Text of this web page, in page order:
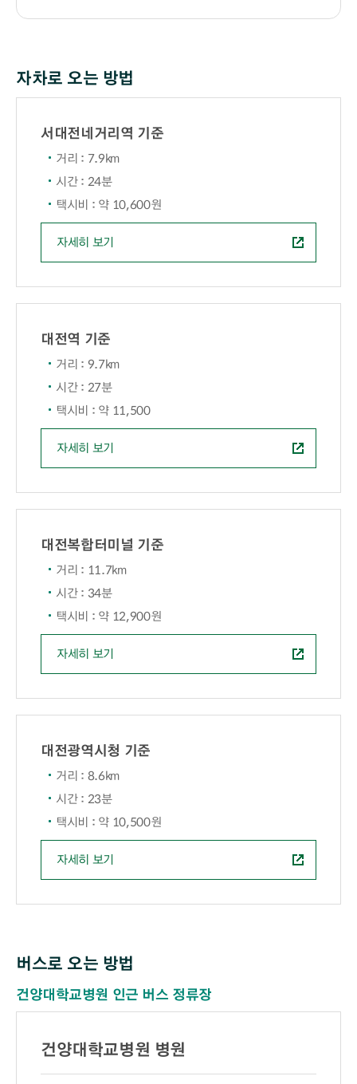
자차로 오는 방법
서대전네거리역 기준
거리 : 7.9km
시간 : 24분
택시비 : 약 10,600원
자세히 보기
대전역 기준
거리 : 9.7km
시간 : 27분
택시비 : 약 11,500
자세히 보기
대전복합터미널 기준
거리 : 11.7km
시간 : 34분
택시비 : 약 12,900원
자세히 보기
대전광역시청 기준
거리 : 8.6km
시간 : 23분
택시비 : 약 10,500원
자세히 보기
버스로 오는 방법
건양대학교병원 인근 버스 정류장
건양대학교병원 병원